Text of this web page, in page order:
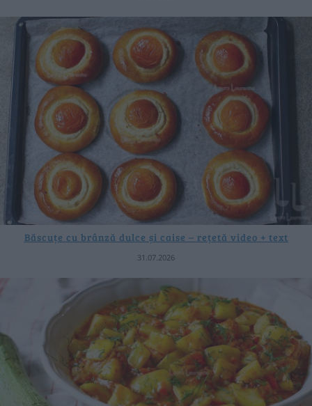
Băscuțe cu brânză dulce și caise – rețetă video + text
31.07.2026